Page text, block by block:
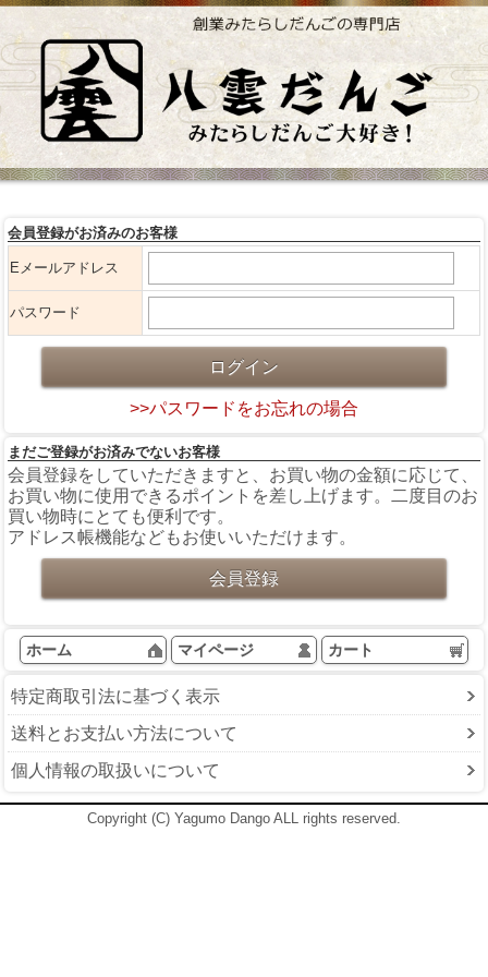
会員登録がお済みのお客様
Eメールアドレス
パスワード
>>パスワードをお忘れの場合
まだご登録がお済みでないお客様
会員登録をしていただきますと、お買い物の金額に応じて、
お買い物に使用できるポイントを差し上げます。二度目のお
買い物時にとても便利です。
アドレス帳機能などもお使いいただけます。
ホーム マイページ カート
特定商取引法に基づく表示
送料とお支払い方法について
個人情報の取扱いについて
Copyright (C) Yagumo Dango ALL rights reserved.